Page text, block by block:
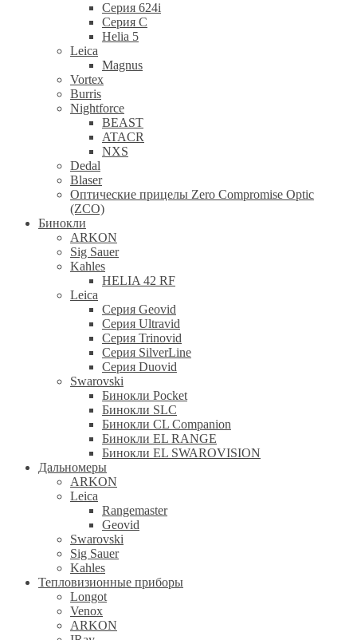
Серия 624i
Серия С
Helia 5
Leica
Magnus
Vortex
Burris
Nightforce
BEAST
ATACR
NXS
Dedal
Blaser
Оптические прицелы Zero Compromise Optic
(ZCO)
Бинокли
ARKON
Sig Sauer
Kahles
HELIA 42 RF
Leica
Серия Geovid
Серия Ultravid
Серия Trinovid
Серия SilverLine
Серия Duovid
Swarovski
Бинокли Pocket
Бинокли SLC
Бинокли CL Companion
Бинокли EL RANGE
Бинокли EL SWAROVISION
Дальномеры
ARKON
Leica
Rangemaster
Geovid
Swarovski
Sig Sauer
Kahles
Тепловизионные приборы
Longot
Venox
ARKON